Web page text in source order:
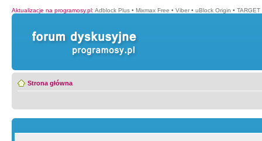
Aktualizacje na programosy.pl: Adblock Plus • Mixmax Free • Viber • uBlock Origin •
Strona główna